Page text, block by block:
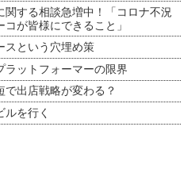
関する相談急増中！「コロナ不況
が皆様にできること」
スという穴埋め策
ラットフォーマーの限界
で出店戦略が変わる？
ルを行く